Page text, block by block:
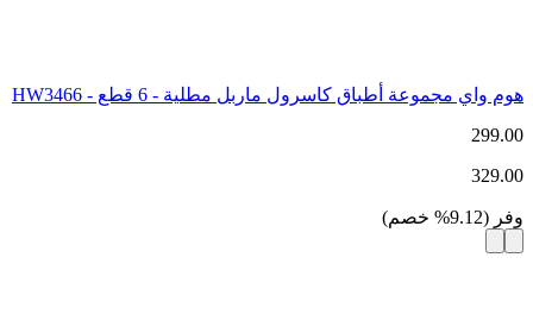
هوم واي مجموعة أطباق كاسرول ماربل مطلية - 6 قطع - HW3466
299.00
329.00
وفر (
9.12
% خصم)